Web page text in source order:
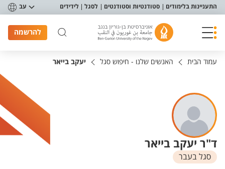
תפריט נגישות
התעניינות בלימודים סטודנטיות וסטודנטים לסגל לידידים עב
להרשמה
עמוד הבית האנשים שלנו - חיפוש סגל יעקב בייאר
ד"ר יעקב בייאר
סגל בעבר